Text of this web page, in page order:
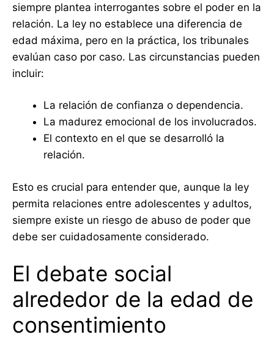
siempre plantea interrogantes sobre el poder en la
relación. La ley no establece una diferencia de
edad máxima, pero en la práctica, los tribunales
evalúan caso por caso. Las circunstancias pueden
incluir:
La relación de confianza o dependencia.
La madurez emocional de los involucrados.
El contexto en el que se desarrolló la
relación.
Esto es crucial para entender que, aunque la ley
permita relaciones entre adolescentes y adultos,
siempre existe un riesgo de abuso de poder que
debe ser cuidadosamente considerado.
El debate social
alrededor de la edad de
consentimiento